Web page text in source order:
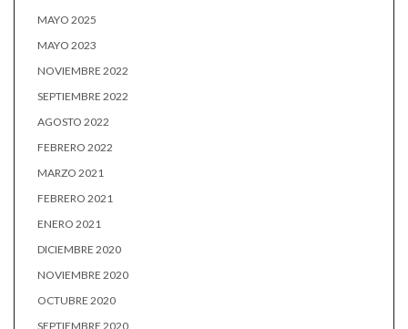
MAYO 2025
MAYO 2023
NOVIEMBRE 2022
SEPTIEMBRE 2022
AGOSTO 2022
FEBRERO 2022
MARZO 2021
FEBRERO 2021
ENERO 2021
DICIEMBRE 2020
NOVIEMBRE 2020
OCTUBRE 2020
SEPTIEMBRE 2020